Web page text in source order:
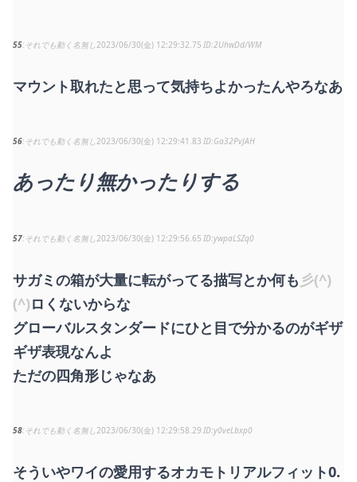
55 それでも動く名無し2023/06/30(金) 12:29:32.75 2UhwDd/WM
マウント取れたと思って気持ちよかったんやろなあ
56 それでも動く名無し2023/06/30(金) 12:29:41.83 Ga32PvJAH
あったり無かったりする
57 それでも動く名無し2023/06/30(金) 12:29:56.65 ywpaLSZq0
サガミの箱が大量に転がってる描写とか何も 彡(^)
(^)ロくないからな
グローバルスタンダードにひと目で分かるのがギザ
ギザ表現なんよ
ただの四角形じゃなあ
58 それでも動く名無し2023/06/30(金) 12:29:58.29 y0veLbxp0
そういやワイの愛用するオカモトリアルフィット0.